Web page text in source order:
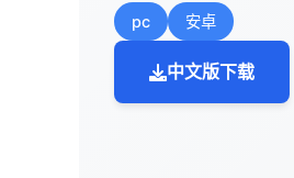
pc 安卓
中文版下载